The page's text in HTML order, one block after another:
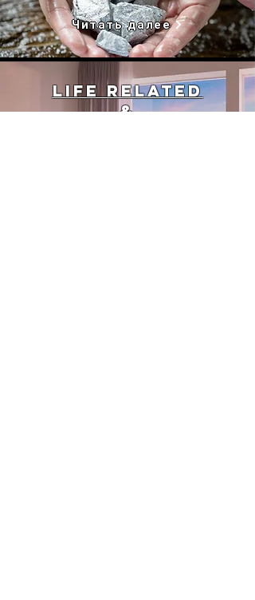
Читать далее
Life Related
&